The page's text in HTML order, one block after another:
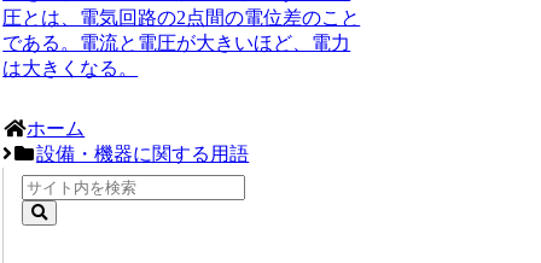
圧とは、電気回路の2点間の電位差のこと
である。電流と電圧が大きいほど、電力
は大きくなる。
ホーム
設備・機器に関する用語